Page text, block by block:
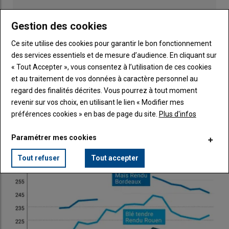
accords commerciaux passés entre Washington et ses
partenaires, notamment la Chine. L’USDA prévoit une
nationales de soja en 2026, à 85 millions d’acres.
Au Brésil, si la qualité de la récolte de soja dans le Mato Grosso
s’améliore, les rendements s’érodent en raison du manque
d’ensoleillement dans le nord de la région, selon un analyste
brésilien. Le consultant en culture Dr Michael Cordonnier a ainsi
réduit son estimation de la production de soja brésilien d’un
demeure la moins cher du marché.
Pour tout savoir sur l'actualité des professionnels
de la filière des grains,cliquez ici
canadien, les cours à Winnipeg ont suivi
Publicité
Gestion des cookies
Ce site utilise des cookies pour garantir le bon fonctionnement
des services essentiels et de mesure d’audience. En cliquant sur
« Tout Accepter », vous consentez à l’utilisation de ces cookies
et au traitement de vos données à caractère personnel au
regard des finalités décrites. Vous pourrez à tout moment
revenir sur vos choix, en utilisant le lien « Modifier mes
préférences cookies » en bas de page du site. Plus d'infos
Paramétrer mes cookies
Tout refuser Tout accepter